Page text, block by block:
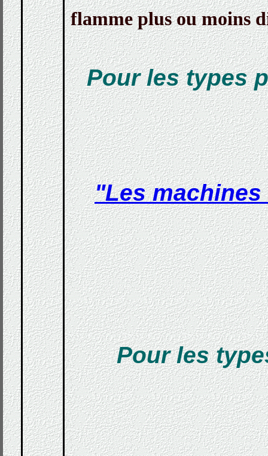
flamme plus ou moins
Pour les types
"Les
Pour les